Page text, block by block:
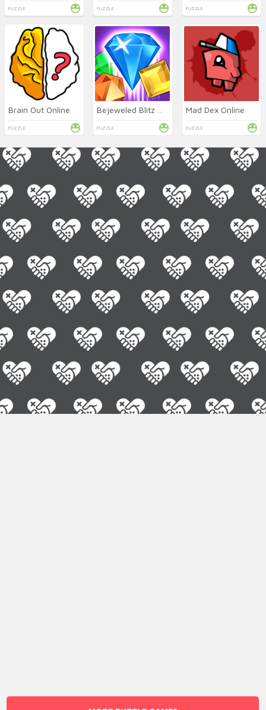
PUZZLE PUZZLE PUZZLE
Brain Out Online
PUZZLE PUZZLE
Mad Dex Online
PUZZLE